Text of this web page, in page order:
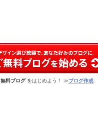
無料ブログをはじめよう！ ≫ブログ作成